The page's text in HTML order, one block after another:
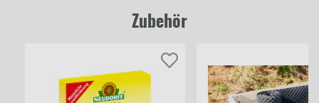
Zubehör